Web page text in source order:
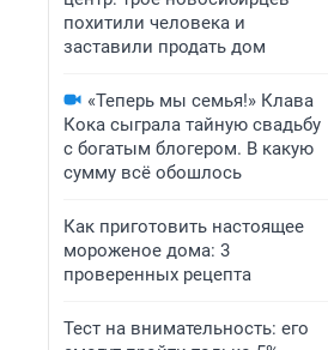
похитили человека и
заставили продать дом
«Теперь мы семья!» Клава
Кока сыграла тайную свадьбу
с богатым блогером. В какую
сумму всё обошлось
Как приготовить настоящее
мороженое дома: 3
проверенных рецепта
Тест на внимательность: его